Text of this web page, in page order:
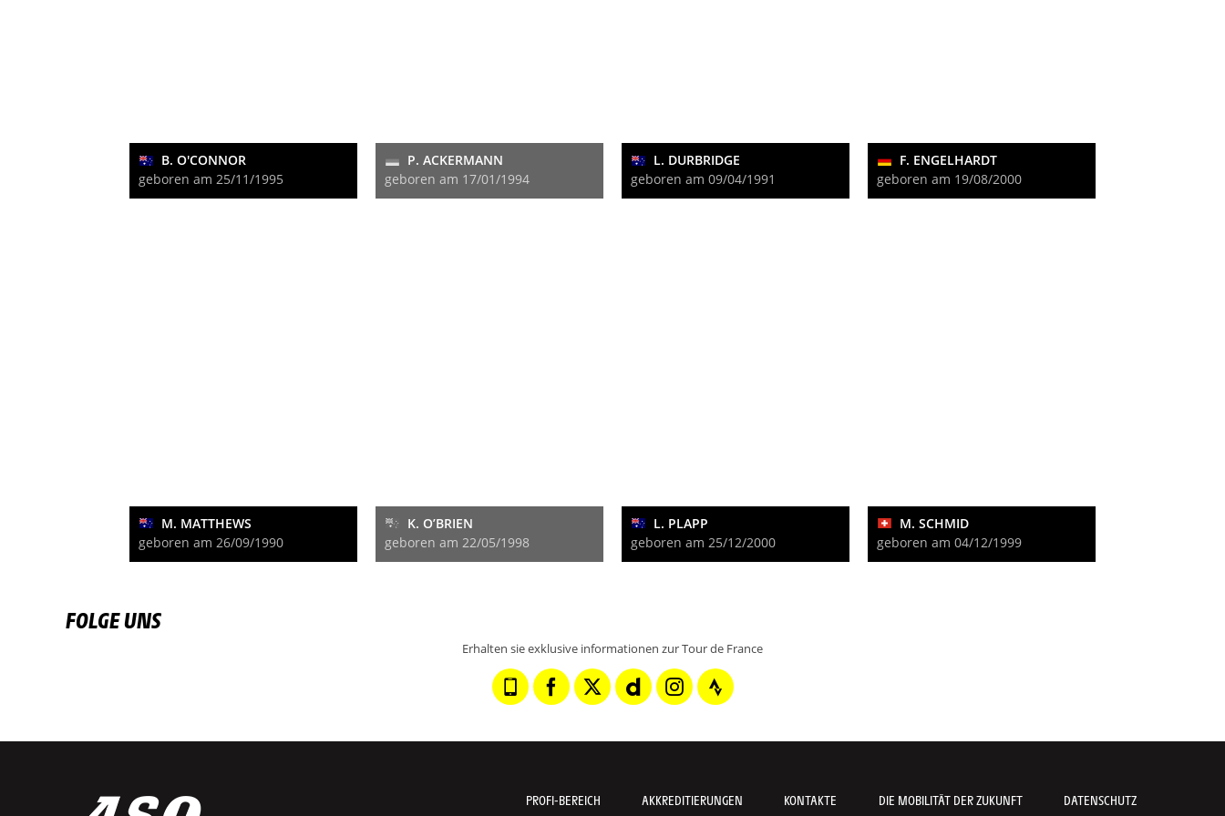
B. O'CONNOR
geboren am 25/11/1995
P. ACKERMANN
geboren am 17/01/1994
L. DURBRIDGE
geboren am 09/04/1991
F. ENGELHARDT
geboren am 19/08/2000
M. MATTHEWS
geboren am 26/09/1990
K. O’BRIEN
geboren am 22/05/1998
L. PLAPP
geboren am 25/12/2000
M. SCHMID
geboren am 04/12/1999
FOLGE UNS
Erhalten sie exklusive informationen zur Tour de France
PROFI-BEREICH AKKREDITIERUNGEN KONTAKTE DIE MOBILITÄT DER ZUKUNFT DATENSCHUTZ